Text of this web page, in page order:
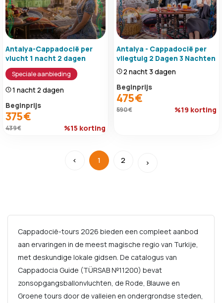
Antalya-Cappadocië per
vlucht 1 nacht 2 dagen
Speciale aanbieding
1 nacht 2 dagen
Beginprijs
375 €
439 € %15 korting
Antalya - Cappadocië per
vliegtuig 2 Dagen 3 Nachten
2 nacht 3 dagen
Beginprijs
475 €
590 € %19 korting
‹ 1 2 ›
Cappadocië-tours 2026 bieden een compleet aanbod
aan ervaringen in de meest magische regio van Turkije,
met deskundige lokale gidsen. De catalogus van
Cappadocia Guide (TÜRSAB №11200) bevat
zonsopgangsballonvluchten, de Rode, Blauwe en
Groene tours door de valleien en ondergrondse steden,